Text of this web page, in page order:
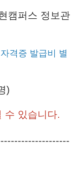
캠퍼스 정보관
격증 발급비 별
)
수 있습니다.